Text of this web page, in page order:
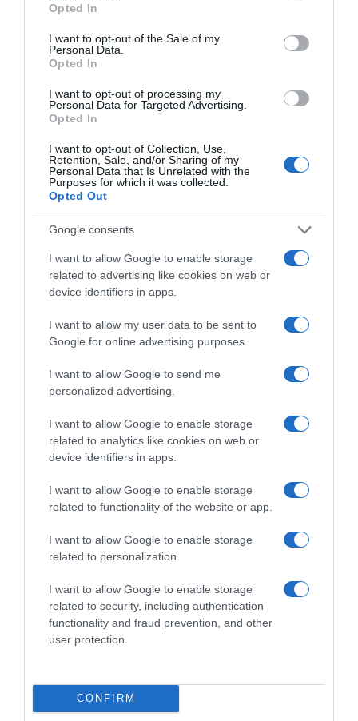
use your data for below specified purposes in below Google
consent section.
Opted In
I want to opt-out of the Sale of my
Personal Data.
Opted In
I want to opt-out of processing my
Personal Data for Targeted Advertising.
Opted In
I want to opt-out of Collection, Use,
Retention, Sale, and/or Sharing of my
Personal Data that Is Unrelated with the
Purposes for which it was collected.
Opted Out
Google consents
I want to allow Google to enable storage
related to advertising like cookies on web or
device identifiers in apps.
I want to allow my user data to be sent to
Google for online advertising purposes.
I want to allow Google to send me
personalized advertising.
I want to allow Google to enable storage
related to analytics like cookies on web or
device identifiers in apps.
I want to allow Google to enable storage
related to functionality of the website or app.
I want to allow Google to enable storage
related to personalization.
I want to allow Google to enable storage
related to security, including authentication
functionality and fraud prevention, and other
user protection.
CONFIRM
παραπόνων για τους θαυμαστές τους
Ακολούθησε το debater.gr στο
Share
ΑΙΓΙΝΑ ΓΥΡΟΣ ΔΟΜΝΑ ΜΙΧΑΗΛΙΔΟΥ
ΣΧΟΛΙΑ